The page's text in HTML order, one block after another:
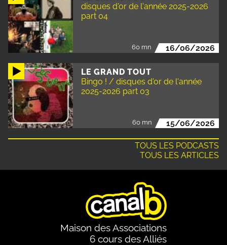
disques d'or de l'année 2025-2026
part 04
60 mn 16/06/2026
LE GRAND TOUT
Bingo ! / disques d'or de l'année
2025-2026 part 03
60 mn 15/06/2026
TOUS LES PODCASTS
TOUS LES ARTICLES
Maison des Associations
6 cours des Alliés